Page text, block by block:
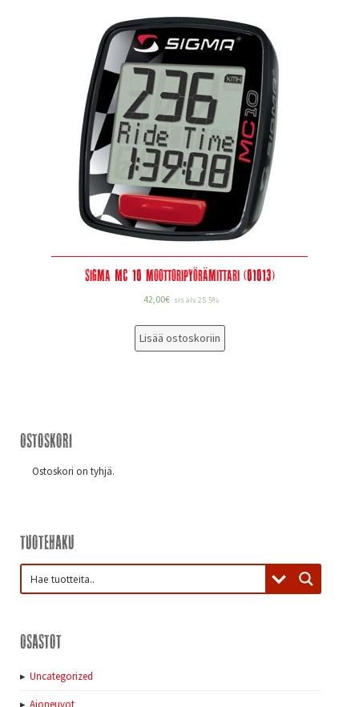
Sigma MC 10 moottoripyörämittari (01013)
42,00€ sis alv 25.5%
Lisää ostoskoriin
Ostoskori
Ostoskori on tyhjä.
Tuotehaku
Osastot
Uncategorized
Ajoneuvot